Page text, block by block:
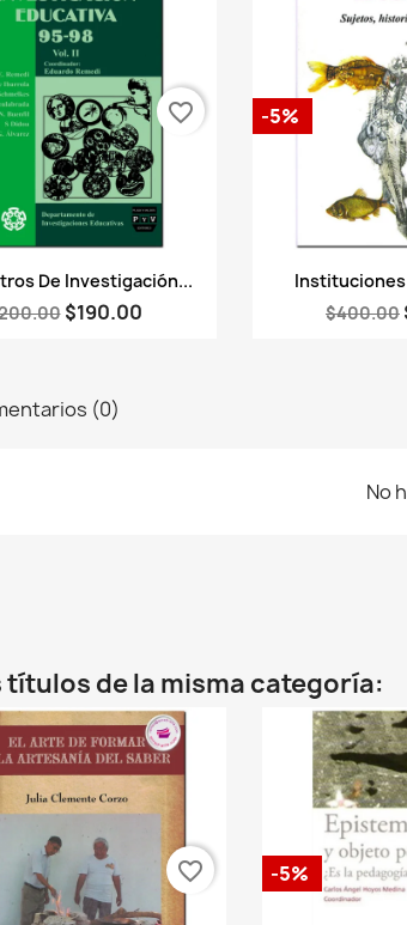
Vista rápida
De Investigación...
$190.00
favorite_border

Instituciones
$400.00
-5%
(0)
No
títulos de la misma categoría:
favorite_border -5%